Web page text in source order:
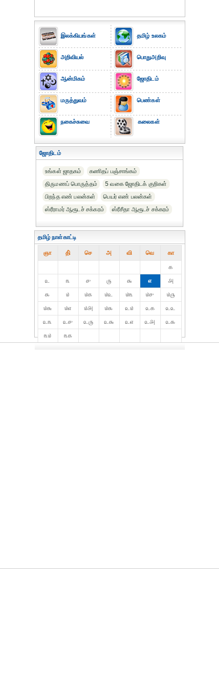
இலக்கியங்கள்
அறிவியல்
ஆன்மிகம்
மருத்துவம்
நகைச்சுவை
தமிழ் உலகம்
பொதுஅறிவு
ஜோதிடம்
பெண்கள்
கலைகள்
ஜோதிடம்
உங்கள் ஜாதகம்
கணிதப் பஞ்சாங்கம்
திருமணப் பொருத்தம்
5 வகை ஜோதிடக் குறிகள்
பிறந்த எண் பலன்கள்
பெயர் எண் பலன்கள்
ஸ்ரீராமர் ஆரூடச் சக்கரம்
ஸ்ரீசீதா ஆரூடச் சக்கரம்
தமிழ் நாள்காட்டி
ஞா தி் செ அ வி வெ கா
௧
௨
௩ ௪ ௫ ௬ ௭
௮
௯
௰ ௰௧ ௰௨ ௰௩ ௰௪
௰௫
௰௬
௰௭ ௰௮ ௰௯ ௨௰ ௨௧
௨௨
௨௩
௨௪ ௨௫ ௨௬ ௨௭ ௨௮
௨௯
௩௰
௩௧